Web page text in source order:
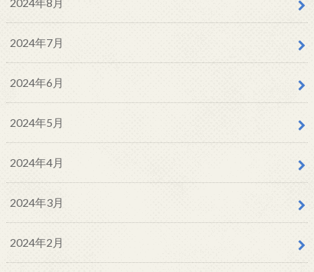
2024年7月
2024年6月
2024年5月
2024年4月
2024年3月
2024年2月